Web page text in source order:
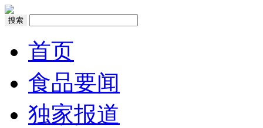
搜索
首页
食品要闻
独家报道